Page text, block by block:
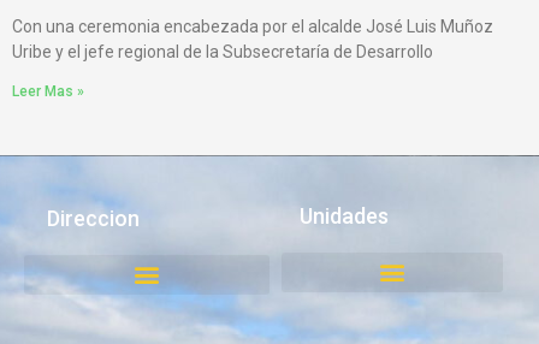
Con una ceremonia encabezada por el alcalde José Luis Muñoz
Uribe y el jefe regional de la Subsecretaría de Desarrollo
Leer Mas »
Direccion Unidades